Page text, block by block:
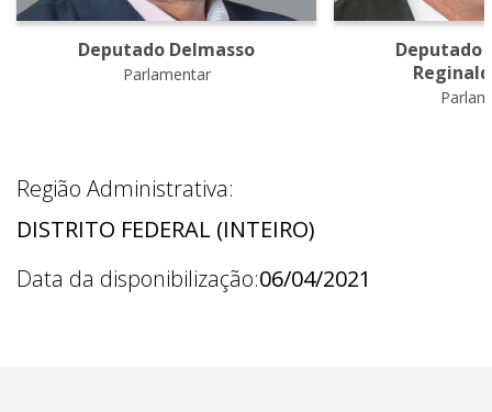
Deputado Delmasso
Parlamentar
Deputado
Região Administrativa:
DISTRITO FEDERAL (INTEIRO)
Data da disponibilização:06/04/2021